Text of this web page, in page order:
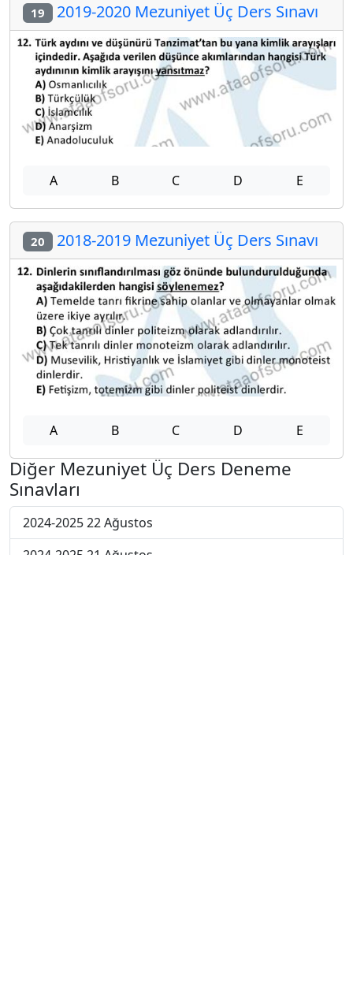
19 2019-2020 Mezuniyet Üç Ders Sınavı
A B C D E
20 2018-2019 Mezuniyet Üç Ders Sınavı
A B C D E
Diğer Mezuniyet Üç Ders Deneme
Sınavları
2024-2025 22 Ağustos
2024-2025 21 Ağustos